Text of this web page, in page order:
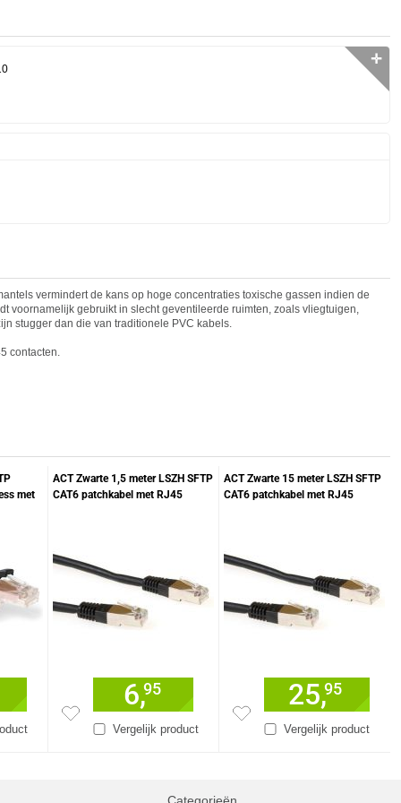
✛
vermindert de kans op hoge concentraties toxische gassen indien de
voornamelijk gebruikt in slecht geventileerde ruimten, zoals vliegtuigen,
stugger dan die van traditionele PVC kabels.
contacten.
met
ACT Zwarte 1,5 meter LSZH SFTP
CAT6 patchkabel met RJ45
Vergelijk product
6,95
ACT Zwarte 15 meter LSZH SFTP
CAT6 patchkabel met RJ45
Vergelijk product
25,95